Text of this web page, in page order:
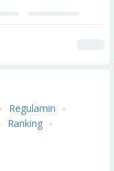
Regulamin
Ranking